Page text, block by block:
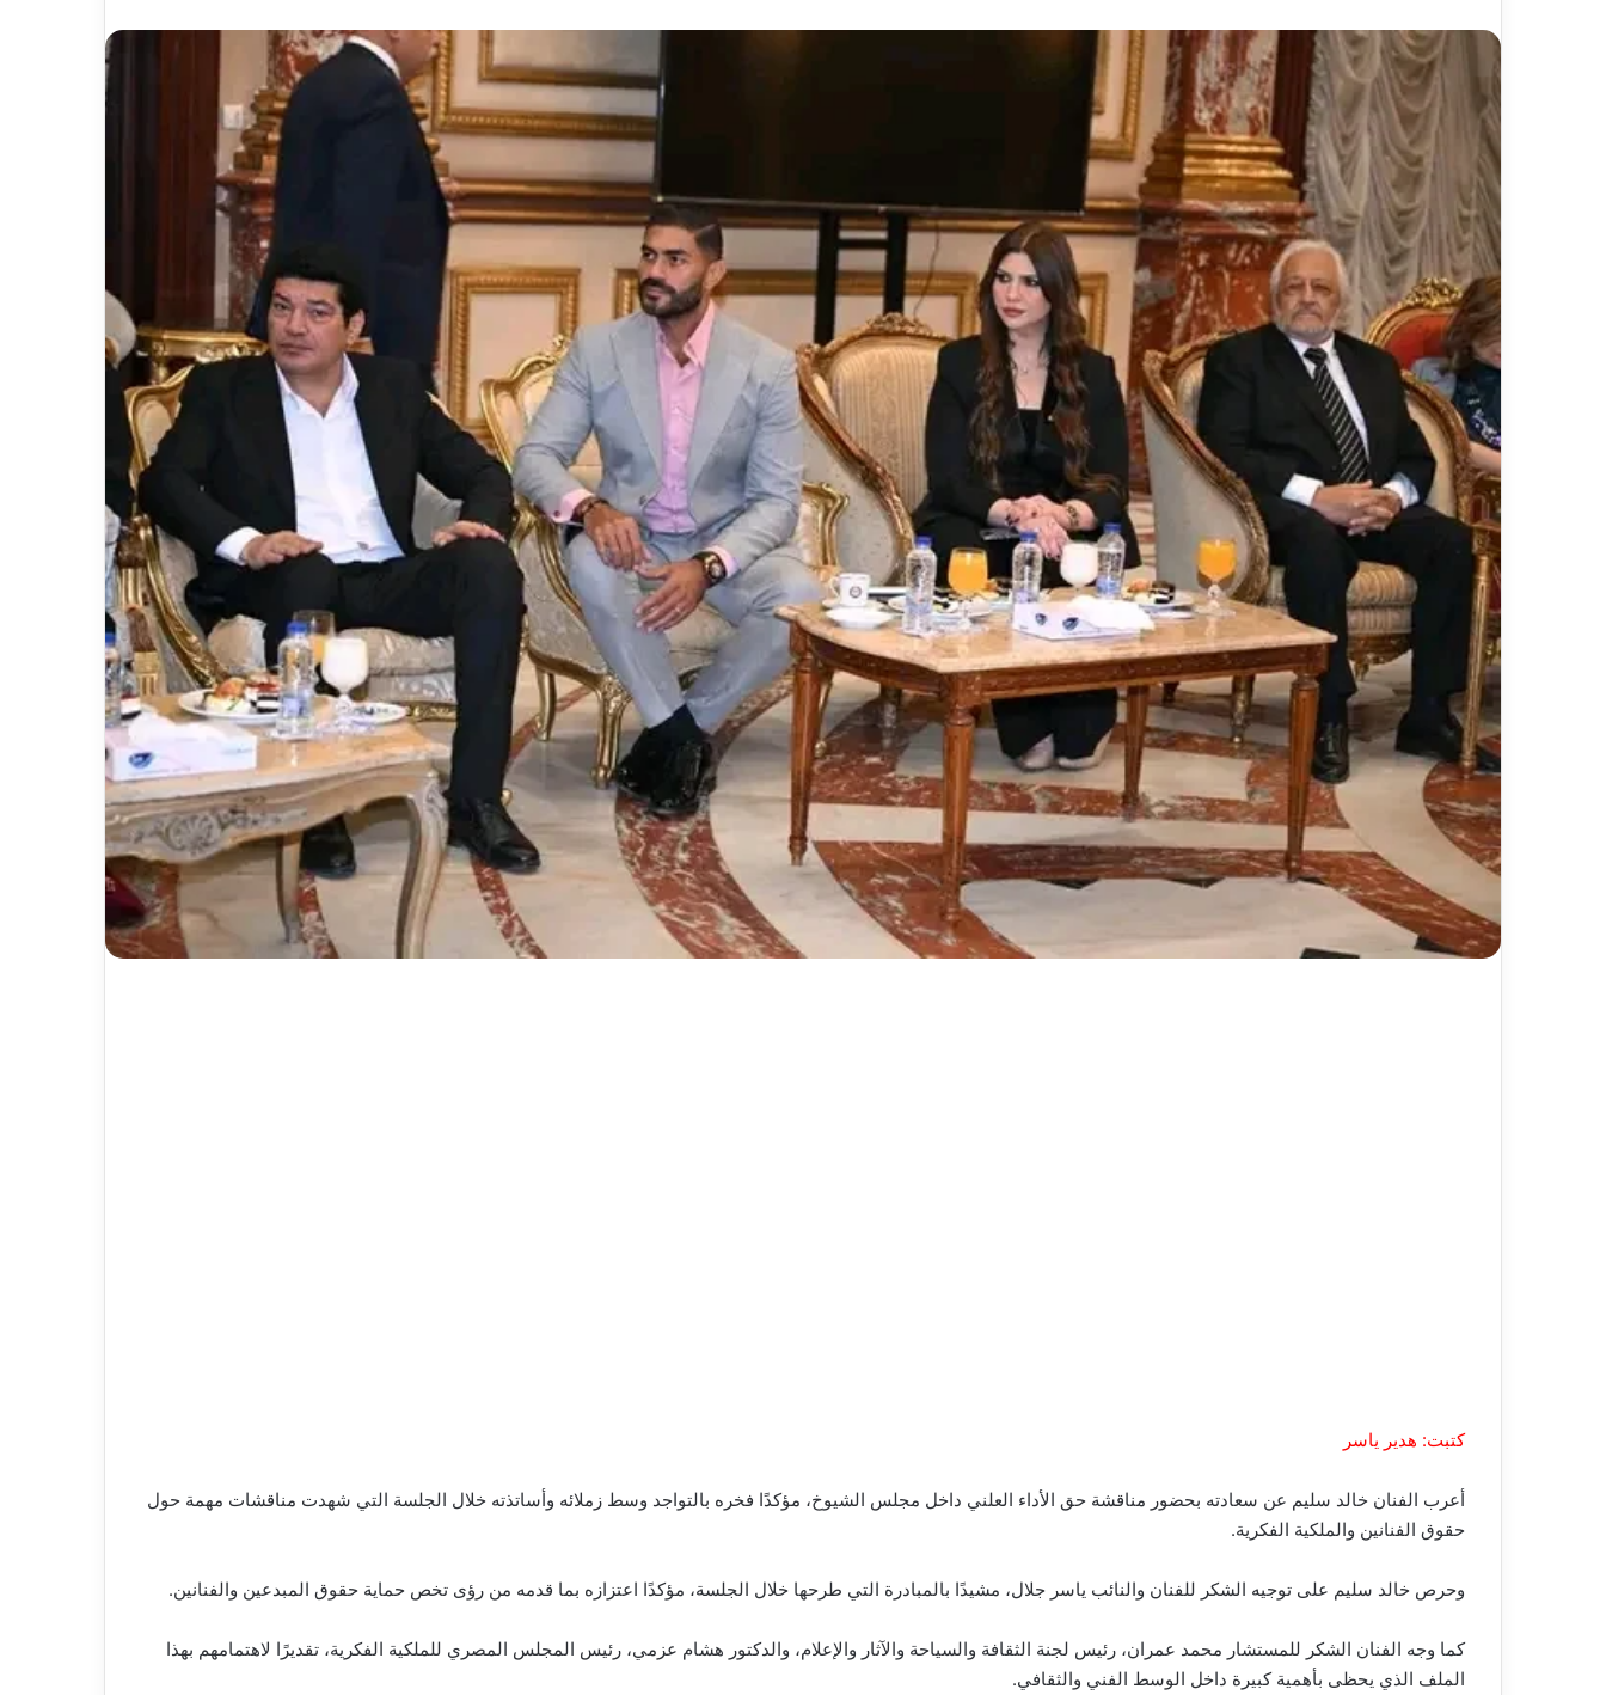
كتبت: هدير ياسر
أعرب الفنان خالد سليم عن سعادته بحضور مناقشة حق الأداء العلني داخل مجلس الشيوخ، مؤكدًا فخره بالتواجد وسط زملائه وأساتذته خلال الجلسة التي شهدت مناقشات مهمة حول
حقوق الفنانين والملكية الفكرية.
وحرص خالد سليم على توجيه الشكر للفنان والنائب ياسر جلال، مشيدًا بالمبادرة التي طرحها خلال الجلسة، مؤكدًا اعتزازه بما قدمه من رؤى تخص حماية حقوق المبدعين والفنانين.
كما وجه الفنان الشكر للمستشار محمد عمران، رئيس لجنة الثقافة والسياحة والآثار والإعلام، والدكتور هشام عزمي، رئيس المجلس المصري للملكية الفكرية، تقديرًا لاهتمامهم بهذا
الملف الذي يحظى بأهمية كبيرة داخل الوسط الفني والثقافي.